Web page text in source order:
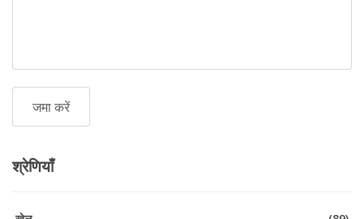
श्रेणियाँ